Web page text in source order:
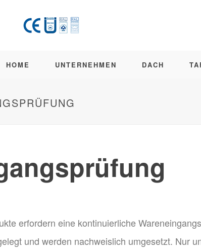
HOME UNTERNEHMEN DACH
erfordern eine kontinuierliche
und werden nachweislich umgesetzt. Nur